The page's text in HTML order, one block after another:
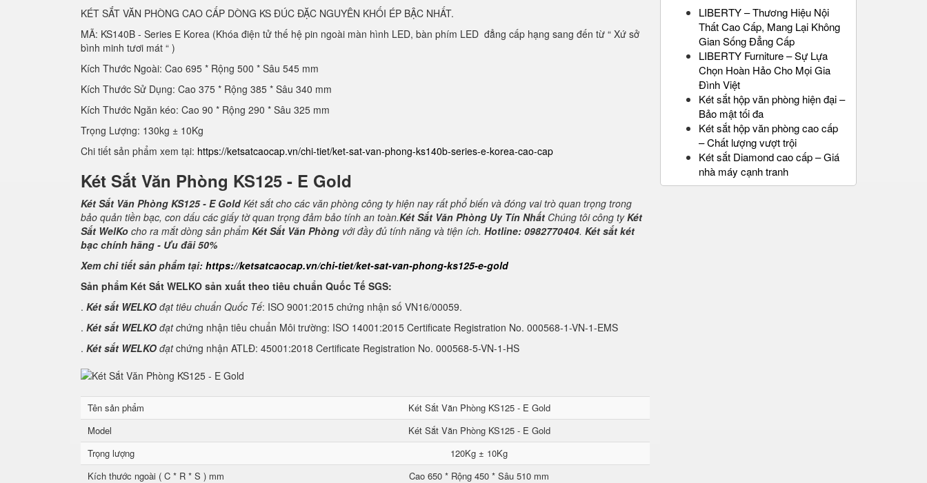
KÉT SẮT VĂN PHÒNG CAO CẤP DÒNG KS ĐÚC ĐẶC NGUYÊN KHỐI ÉP BẬC NHẤT.
MÃ: KS140B - Series E Korea (Khóa điện tử thế hệ pin ngoài màn hình LED, bàn phím LED đẳng cấp hạng sang đến từ “ Xứ sở
bình minh tươi mát “ )
Kích Thước Ngoài: Cao 695 * Rộng 500 * Sâu 545 mm
Kích Thước Sử Dụng: Cao 375 * Rộng 385 * Sâu 340 mm
Kích Thước Ngăn kéo: Cao 90 * Rộng 290 * Sâu 325 mm
Trọng Lượng: 130kg ± 10Kg
Chi tiết sản phẩm xem tại: https://ketsatcaocap.vn/chi-tiet/ket-sat-van-phong-ks140b-series-e-korea-cao-cap
Két Sắt Văn Phòng KS125 - E Gold
Két Sắt Văn Phòng KS125 - E GoldKét sắt cho các văn phòng công ty hiện nay rất phổ biến và đóng vai trò quan trọng trong
bảo quản tiền bạc, con dấu các giấy tờ quan trọng đảm bảo tính an toàn.Két Sắt Văn Phòng Uy Tín Nhất Chúng tôi công tyKét
Sắt WelKo cho ra mắt dòng sản phẩm Két Sắt Văn Phòng với đầy đủ tính năng và tiện ích. Hotline: 0982770404. Két sắt két
bạc chính hãng - Ưu đãi 50%
Xem chi tiết sản phẩm tại: https://ketsatcaocap.vn/chi-tiet/ket-sat-van-phong-ks125-e-gold
Sản phẩm Két Sắt WELKO sản xuất theo tiêu chuẩn Quốc Tế SGS:
. Két sắt WELKO đạt tiêu chuẩn Quốc Tế: ISO 9001:2015 chứng nhận số VN16/00059.
. Két sắt WELKO đạt chứng nhận tiêu chuẩn Môi trường: ISO 14001:2015 Certificate Registration No. 000568-1-VN-1-EMS
. Két sắt WELKO đạtchứng nhận ATLĐ: 45001:2018 Certificate Registration No. 000568-5-VN-1-HS
Tên sản phẩm
Két Sắt Văn Phòng KS125 - E Gold
Model
Két Sắt Văn Phòng KS125 - E Gold
Trọng lượng
120Kg ± 10Kg
Kích thước ngoài ( C * R * S ) mm
Cao 650 * Rộng 450 * Sâu 510 mm
LIBERTY – Thương Hiệu Nội
Thất Cao Cấp, Mang Lại Không
Gian Sống Đẳng Cấp
LIBERTY Furniture – Sự Lựa
Chọn Hoàn Hảo Cho Mọi Gia
Đình Việt
Két sắt hộp văn phòng hiện đại –
Bảo mật tối đa
Két sắt hộp văn phòng cao cấp
– Chất lượng vượt trội
Két sắt Diamond cao cấp – Giá
nhà máy cạnh tranh